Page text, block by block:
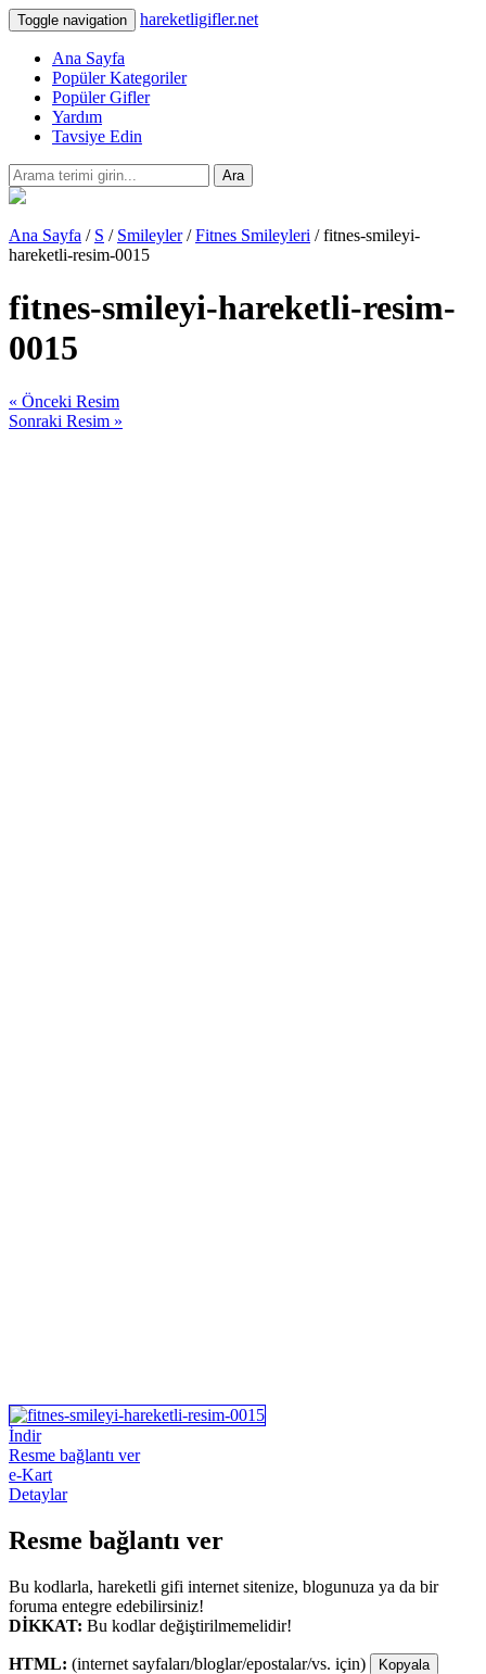
Toggle navigation hareketligifler.net
Ana Sayfa
Popüler Kategoriler
Popüler Gifler
Yardım
Tavsiye Edin
Ara
Ana Sayfa / S / Smileyler/Fitnes Smileyleri / fitnes-smileyi-
hareketli-resim-0015
fitnes-smileyi-hareketli-resim-
0015
« Önceki Resim
Sonraki Resim »
İndir
Resme bağlantı ver
e-Kart
Detaylar
Resme bağlantı ver
Bu kodlarla, hareketli gifi internet sitenize, blogunuza ya da bir
foruma entegre edebilirsiniz!
DİKKAT: Bu kodlar değiştirilmemelidir!
HTML: (internet sayfaları/bloglar/epostalar/vs. için) Kopyala